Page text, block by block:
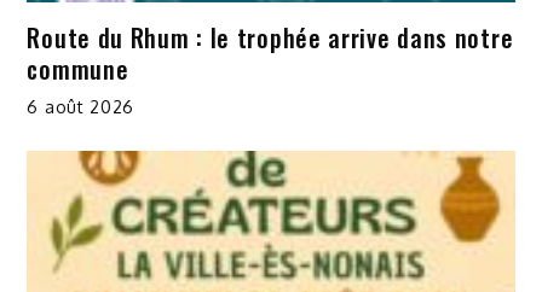
Route du Rhum : le trophée arrive dans notre
commune
6 août 2026